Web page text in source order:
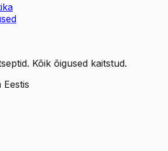
Kõik õigused kaitstud.